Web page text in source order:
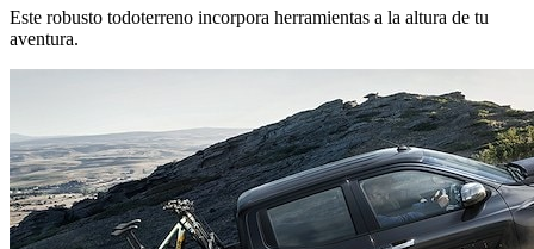
Este robusto todoterreno incorpora herramientas a la altura de tu
aventura.